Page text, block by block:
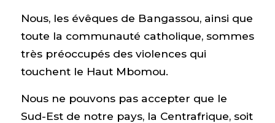
Nous, les évêques de Bangassou, ainsi que
toute la communauté catholique, sommes
très préoccupés des violences qui
touchent le Haut Mbomou.
Nous ne pouvons pas accepter que le
Sud-Est de notre pays, la Centrafrique, soit